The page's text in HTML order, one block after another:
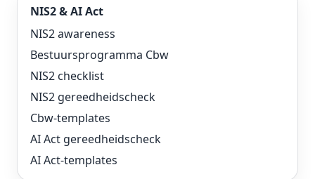
NIS2 & AI Act
NIS2 awareness
Bestuursprogramma Cbw
NIS2 checklist
NIS2 gereedheidscheck
Cbw-templates
AI Act gereedheidscheck
AI Act-templates